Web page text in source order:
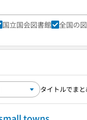
国立国会図書館 全国の
タイトルでまと